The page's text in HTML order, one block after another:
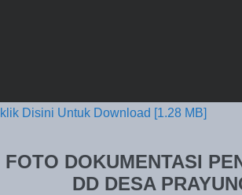
klik Disini Untuk Download [1.28 MB]
FOTO DOKUMENTASI
DD DESA